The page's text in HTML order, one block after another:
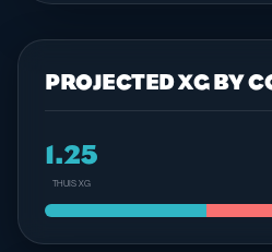
PROJECTED XG BY
1.25
THUIS XG